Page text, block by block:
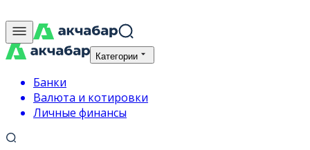
Категории
Банки
Валюта и котировки
Личные финансы